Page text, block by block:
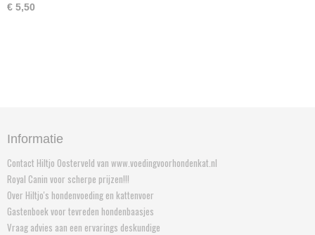
€ 5,50
Informatie
Contact Hiltjo Oosterveld van www.voedingvoorhondenkat.nl
Royal Canin voor scherpe prijzen!!!
Over Hiltjo's hondenvoeding en kattenvoer
Gastenboek voor tevreden hondenbaasjes
Vraag advies aan een ervarings deskundige